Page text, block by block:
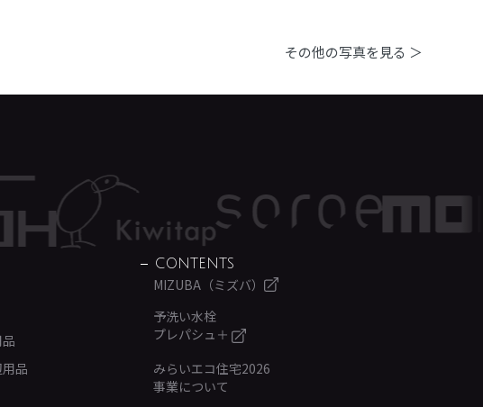
その他の写真を見る ＞
品
CONTENTS
MIZUBA（ミズバ）
予洗い水栓
プレパシュ＋
みらいエコ住宅2026
事業について